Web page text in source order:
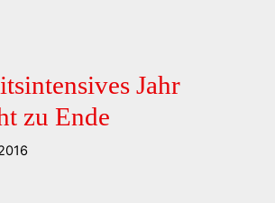
Jahr
zu Ende